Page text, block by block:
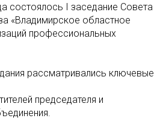
состоялось I заседание Совета
«Владимирское областное
профессиональных
рассматривались ключевые
председателя и